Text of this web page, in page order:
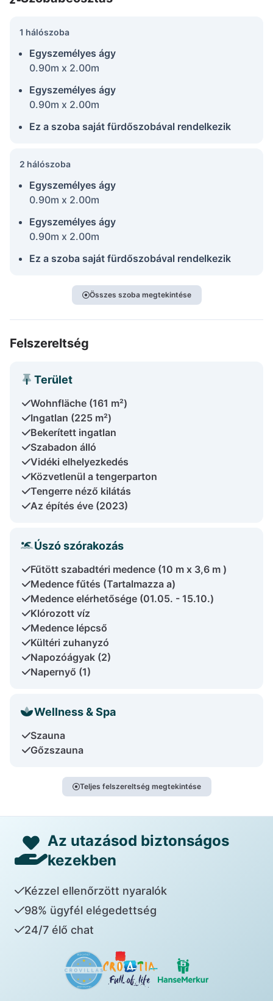
1 hálószoba
Egyszemélyes ágy
0.90m x 2.00m
Egyszemélyes ágy
0.90m x 2.00m
Ez a szoba saját fürdőszobával rendelkezik
2 hálószoba
Egyszemélyes ágy
0.90m x 2.00m
Egyszemélyes ágy
0.90m x 2.00m
Ez a szoba saját fürdőszobával rendelkezik
Összes szoba megtekintése
Felszereltség
Terület
Wohnfläche (161 m²)
Ingatlan (225 m²)
Bekerített ingatlan
Szabadon álló
Vidéki elhelyezkedés
Közvetlenül a tengerparton
Tengerre néző kilátás
Az építés éve (2023)
Úszó szórakozás
Fűtött szabadtéri medence (10 m x 3,6 m )
Medence fűtés (Tartalmazza a)
Medence elérhetősége (01.05. - 15.10.)
Klórozott víz
Medence lépcső
Kültéri zuhanyzó
Napozóágyak (2)
Napernyő (1)
Wellness & Spa
Szauna
Gőzszauna
Teljes felszereltség megtekintése
Az utazásod biztonságos
kezekben
Kézzel ellenőrzött nyaralók
98% ügyfél elégedettség
24/7 élő chat